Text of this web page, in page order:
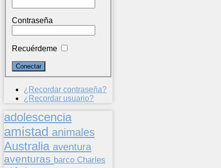
Contraseña
Recuérdeme
¿Recordar contraseña?
¿Recordar usuario?
adolescencia
amistad animales
Australia aventura
aventuras barco Charles